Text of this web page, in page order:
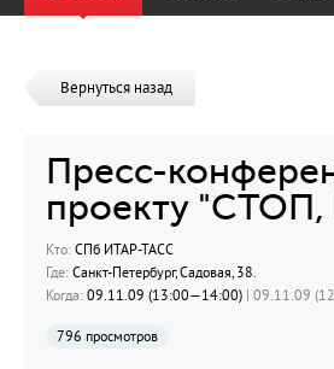
Вернуться назад
Пресс-
проекту
Кто: СПб ИТАР-ТАСС
Где: Санкт-Петербург, Садовая, 38.
Когда: 09.11.09 (13:00—14:00) | 09.11.09
796 просмотров